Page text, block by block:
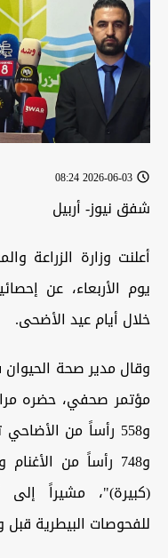
2026-06-03 08:24
شفق نيوز- أربيل
أعلنت وزارة الزراعة
يوم الأربعاء، عن
خلال أيام عيد الأضحى.
وقال مدير صحة الحيوان
(كبيرة)"، مشيراً
للفحوصات البيطرية قبل